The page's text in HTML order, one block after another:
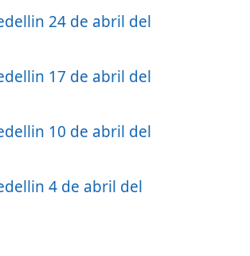
24 de abril del
17 de abril del
10 de abril del
4 de abril del